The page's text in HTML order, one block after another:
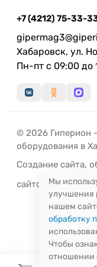
конкурентов,
большего кпд с
активного
другой. Именно
достигают
9-12 часов, а в
+7 (4212) 75-33-
Хабаровск, ул.
Пн-пт с 09:00 до
© 2026 Гиперион
оборудования в
Создание сайта,
сайтов
-РЭД
Мы
улучшения
нашем
обработку
Чтобы
отношении